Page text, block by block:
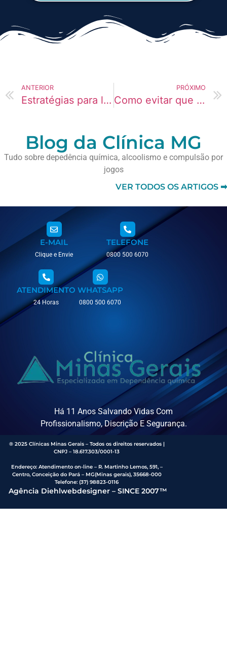
ANTERIOR
Estratégias para lidar com conflitos familiares recorrentes
PRÓXIMO
Como evitar que pequenos problemas virem grandes crises
Blog da Clínica MG
Tudo sobre depedência química, alcoolismo e compulsão por
jogos
VER TODOS OS ARTIGOS ➡
E-MAIL
Clique e Envie
TELEFONE
0800 500 6070
ATENDIMENTO
24 Horas
WHATSAPP
0800 500 6070
Há 11 Anos Salvando Vidas Com
Profissionalismo, Discrição E Segurança.
® 2025 Clínicas Minas Gerais – Todos os direitos reservados |
CNPJ – 18.617.303/0001-13
Endereço: Atendimento on-line – R. Martinho Lemos, 591, –
Centro, Conceição do Pará – MG(Minas gerais), 35668-000
Telefone:(37) 98823-0116
Agência Diehlwebdesigner – SINCE 2007™